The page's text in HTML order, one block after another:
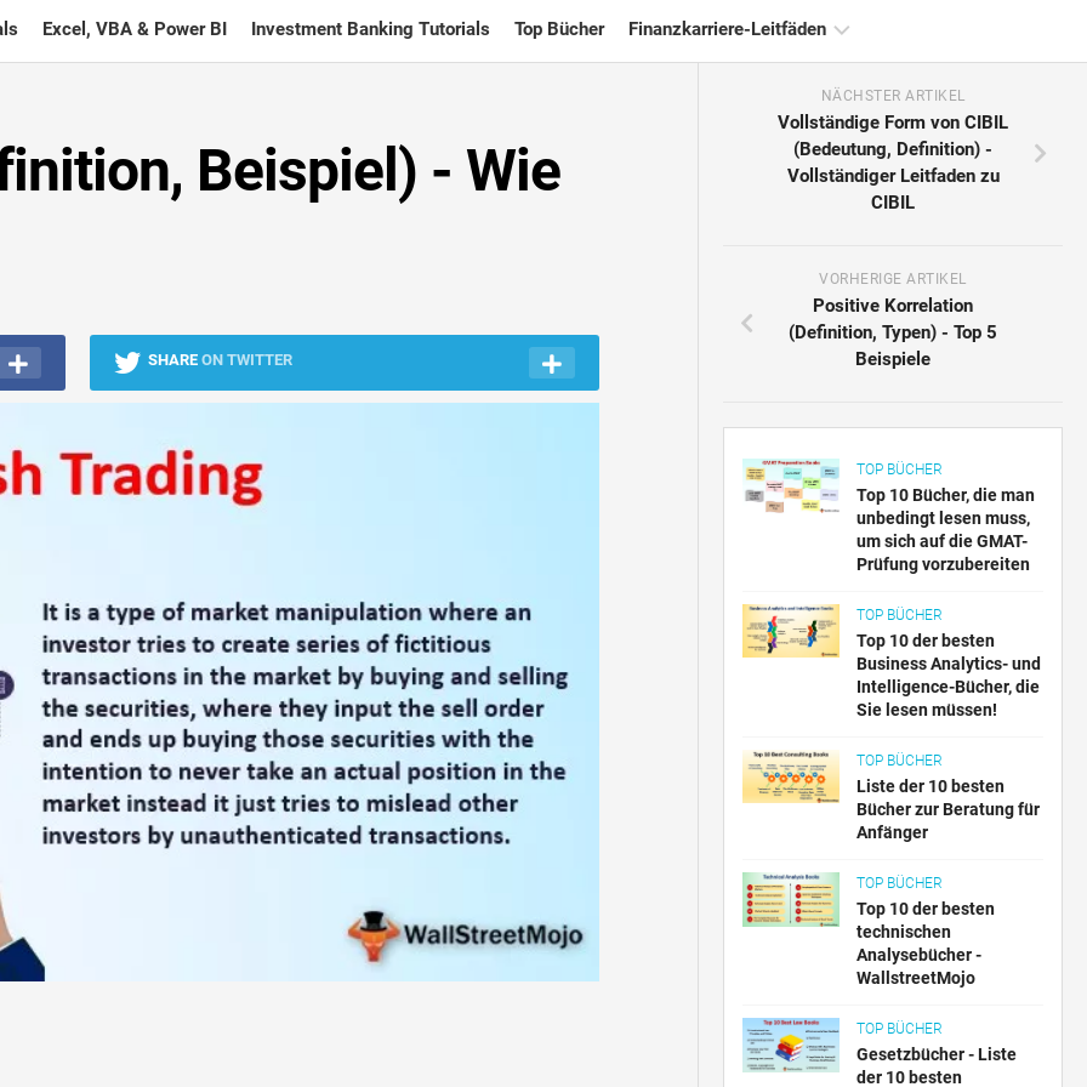
Excel, VBA & Power BI Investment Banking Tutorials Top Bücher Finanzkarriere-Leitfäden
Finanzzertifizierung
Vollständige
Beispiel) - Wie
SHARE ON TWITTER
NÄCHSTER ARTIKEL
Vollständige Form von CIBIL
(Bedeutung, Definition) -
Vollständiger Leitfaden zu
CIBIL
VORHERIGE ARTIKEL
Positive Korrelation
(Definition, Typen) - Top 5
Beispiele
TOP BÜCHER
Top 10 Bücher, die man
unbedingt lesen muss,
um sich auf die GMAT-
Prüfung vorzubereiten
TOP BÜCHER
Top 10 der besten
Business Analytics- und
Intelligence-Bücher, die
Sie lesen müssen!
TOP BÜCHER
Liste der 10 besten
Bücher zur Beratung für
Anfänger
TOP BÜCHER
Top 10 der besten
technischen
Analysebücher -
WallstreetMojo
TOP BÜCHER
Gesetzbücher - Liste
der 10 besten